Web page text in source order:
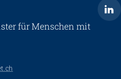
für Menschen mit